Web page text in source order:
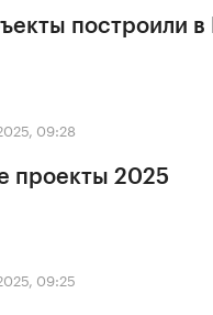
построили
09:28
проекты 2025
09:25